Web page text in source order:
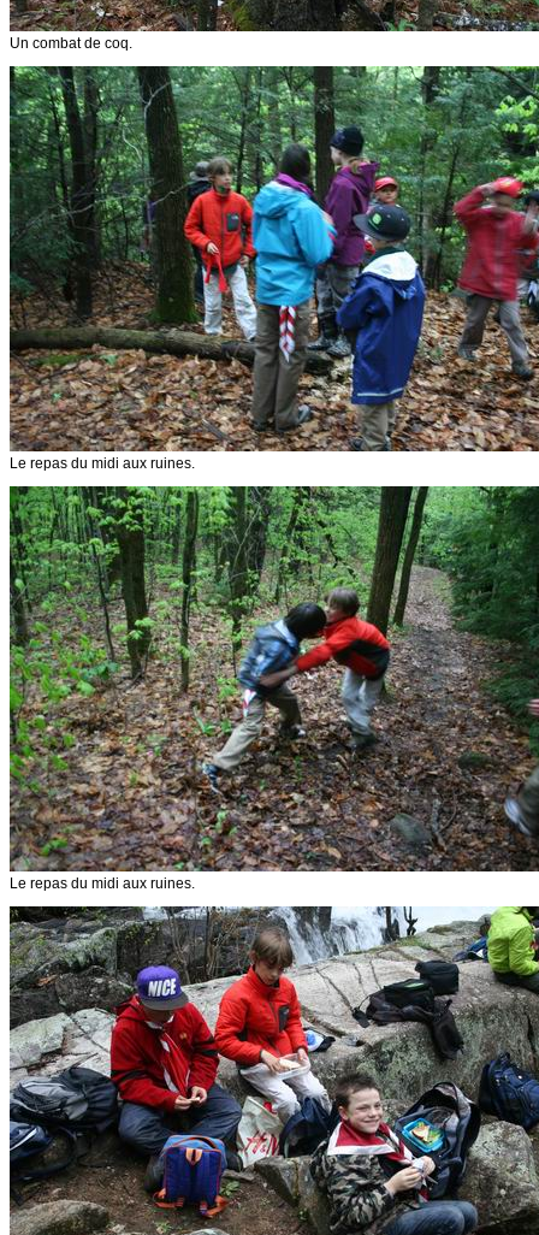
Un combat de coq.
Le repas du midi aux ruines.
Le repas du midi aux ruines.